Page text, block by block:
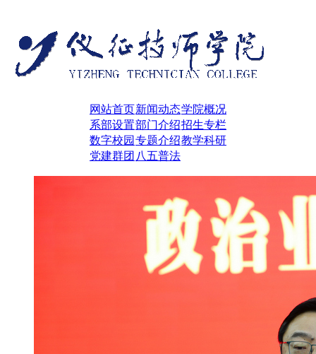
网站首页新闻动态学院概况
系部设置部门介绍招生专栏
数字校园 专题介绍教学科研
党建群团 八五普法